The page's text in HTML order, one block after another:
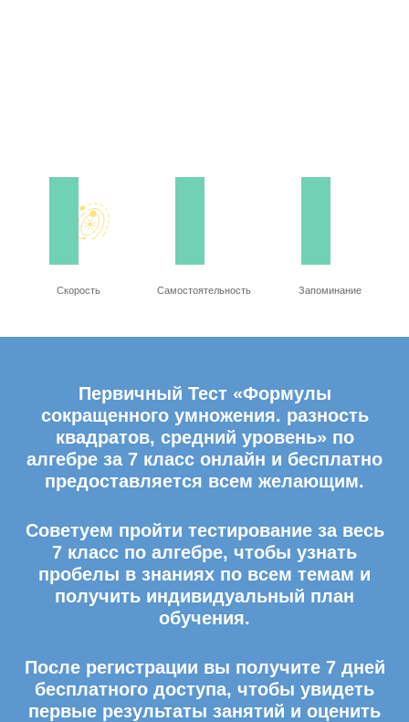
Скорость Самостоятельность Запоминание
Первичный Тест «Формулы
сокращенного умножения. разность
квадратов, средний уровень» по
алгебре за 7 класс онлайн и бесплатно
предоставляется всем желающим.
Советуем пройти тестирование за весь
7 класс по алгебре, чтобы узнать
пробелы в знаниях по всем темам и
получить индивидуальный план
обучения.
После регистрации вы получите 7 дней
бесплатного доступа, чтобы увидеть
первые результаты занятий и оценить